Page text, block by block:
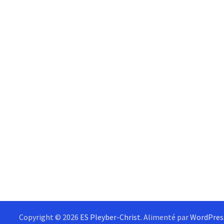
Copyright © 2026 ES Pleyber-Christ. Alimenté par